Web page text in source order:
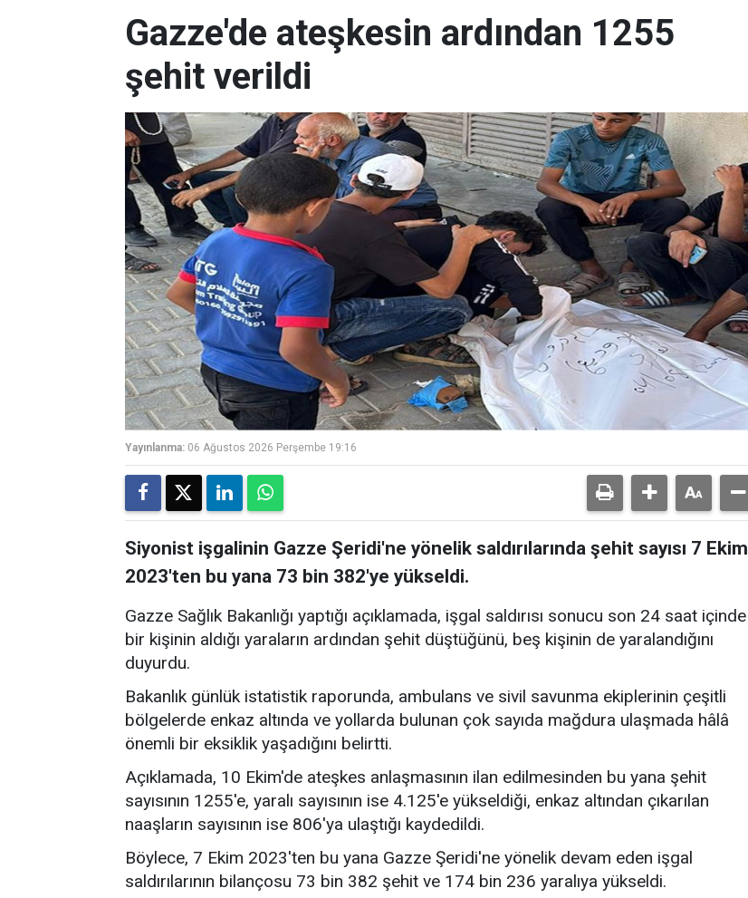
Gazze'de ateşkesin ardından 1255
şehit verildi
Yayınlanma: 06 Ağustos 2026 Perşembe 19:16
Siyonist işgalinin Gazze Şeridi'ne yönelik saldırılarında şehit sayısı 7 Ekim
2023'ten bu yana 73 bin 382'ye yükseldi.
Gazze Sağlık Bakanlığı yaptığı açıklamada, işgal saldırısı sonucu son 24 saat içinde
bir kişinin aldığı yaraların ardından şehit düştüğünü, beş kişinin de yaralandığını
duyurdu.
Bakanlık günlük istatistik raporunda, ambulans ve sivil savunma ekiplerinin çeşitli
bölgelerde enkaz altında ve yollarda bulunan çok sayıda mağdura ulaşmada hâlâ
önemli bir eksiklik yaşadığını belirtti.
Açıklamada, 10 Ekim'de ateşkes anlaşmasının ilan edilmesinden bu yana şehit
sayısının 1255'e, yaralı sayısının ise 4.125'e yükseldiği, enkaz altından çıkarılan
naaşların sayısının ise 806'ya ulaştığı kaydedildi.
Böylece, 7 Ekim 2023'ten bu yana Gazze Şeridi'ne yönelik devam eden işgal
saldırılarının bilançosu 73 bin 382 şehit ve 174 bin 236 yaralıya yükseldi.